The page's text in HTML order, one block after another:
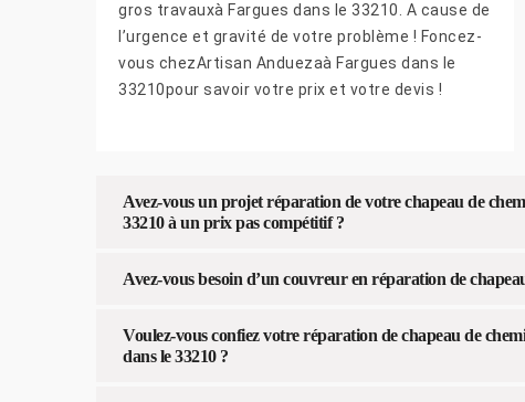
gros travauxà Fargues dans le 33210. A cause de
l’urgence et gravité de votre problème ! Foncez-
vous chezArtisan Anduezaà Fargues dans le
33210pour savoir votre prix et votre devis !
Avez-vous un projet réparation de votre chapeau de
33210 à un prix pas compétitif ?
Avez-vous besoin d’un couvreur en réparation de
Voulez-vous confiez votre réparation de chapeau de
dans le 33210 ?